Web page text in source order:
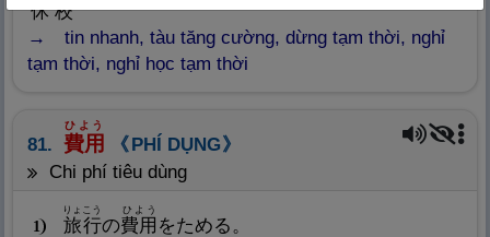
Nghĩa: Hợp, vừa ý, hợp lại
休校
tin nhanh, tàu tăng cường, dừng tạm thời, nghỉ
tạm thời, nghỉ học tạm thời
81. 費
Nghĩa: Kinh phí, chi phí
用
ひよう
PHÍ DỤNG
chi phí tiêu dùng
1 旅行
りょこう
の費用
ひよう
をためる。